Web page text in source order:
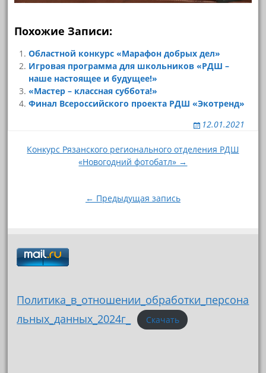
Похожие Записи:
Областной конкурс «Марафон добрых дел»
Игровая программа для школьников «РДШ –
наше настоящее и будущее!»
«Мастер – классная суббота!»
Финал Всероссийского проекта РДШ «Экотренд»
12.01.2021
Навигация
Конкурс Рязанского регионального отделения РДШ
«Новогодний фотобатл» →
← Предыдущая запись
Политика_в_отношении_обработки_персона
льных_данных_2024г_
Скачать